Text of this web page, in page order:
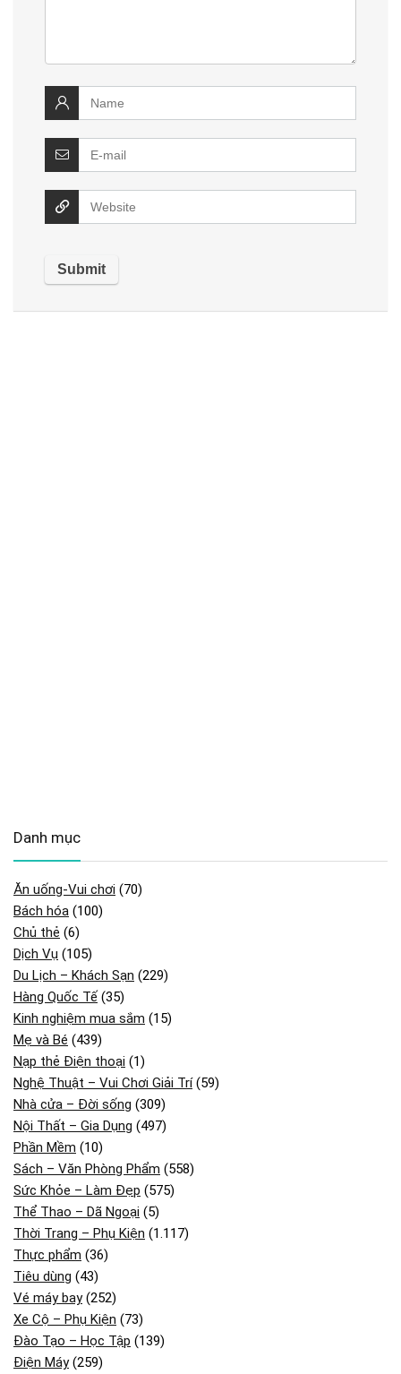
Danh mục
Ăn uống-Vui chơi (70)
Bách hóa (100)
Chủ thẻ (6)
Dịch Vụ (105)
Du Lịch – Khách Sạn (229)
Hàng Quốc Tế (35)
Kinh nghiệm mua sắm (15)
Mẹ và Bé (439)
Nạp thẻ Điện thoại (1)
Nghệ Thuật – Vui Chơi Giải Trí(59)
Nhà cửa – Đời sống (309)
Nội Thất – Gia Dụng (497)
Phần Mềm (10)
Sách – Văn Phòng Phẩm (558)
Sức Khỏe – Làm Đẹp (575)
Thể Thao – Dã Ngoại (5)
Thời Trang – Phụ Kiện (1.117)
Thực phẩm (36)
Tiêu dùng (43)
Vé máy bay(252)
Xe Cộ – Phụ Kiện (73)
Đào Tạo – Học Tập (139)
Điện Máy(259)